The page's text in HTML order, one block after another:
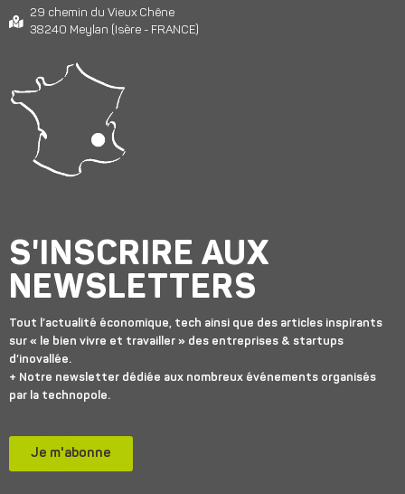
29 chemin du Vieux Chêne
38240 Meylan (Isère - FRANCE)
S'INSCRIRE AUX
NEWSLETTERS
Tout l’actualité économique, tech ainsi que des articles inspirants
sur « le bien vivre et travailler » des entreprises & startups
d’inovallée.
+ Notre newsletter dédiée aux nombreux événements organisés
par la technopole.
Je m'abonne